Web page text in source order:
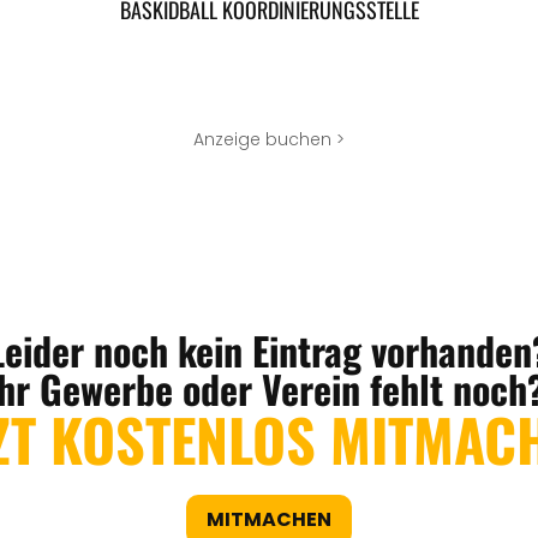
BASKIDBALL KOORDINIERUNGSSTELLE
Anzeige buchen >
noch kein Eintrag
Gewerbe oder Verein fehlt
KOSTENLOS
MITMACHEN